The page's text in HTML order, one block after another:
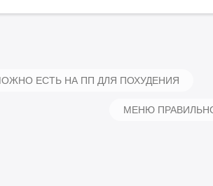
ЕСТЬ НА ПП ДЛЯ ПОХУДЕНИЯ
МЕНЮ